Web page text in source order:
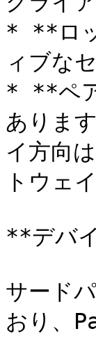
* **ロ
ィブな
* **ペ
ありま
イ方向
トウェ
**デバ
サード
おり、